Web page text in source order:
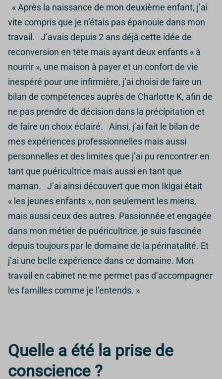
« Après la naissance de mon deuxième enfant, j’ai
vite compris que je n’étais pas épanouie dans mon
travail. J’avais depuis 2 ans déjà cette idée de
reconversion en tête mais ayant deux enfants « à
nourrir », une maison à payer et un confort de vie
inespéré pour une infirmière, j’ai choisi de faire un
bilan de compétences auprès de Charlotte K, afin de
ne pas prendre de décision dans la précipitation et
de faire un choix éclairé. Ainsi, j’ai fait le bilan de
mes expériences professionnelles mais aussi
personnelles et des limites que j’ai pu rencontrer en
tant que puéricultrice mais aussi en tant que
maman. J’ai ainsi découvert que mon Ikigai était
« les jeunes enfants », non seulement les miens,
mais aussi ceux des autres. Passionnée et engagée
dans mon métier de puéricultrice, je suis fascinée
depuis toujours par le domaine de la périnatalité. Et
j’ai une belle expérience dans ce domaine. Mon
travail en cabinet ne me permet pas d’accompagner
les familles comme je l’entends. »
Quelle a été la prise de
conscience ?